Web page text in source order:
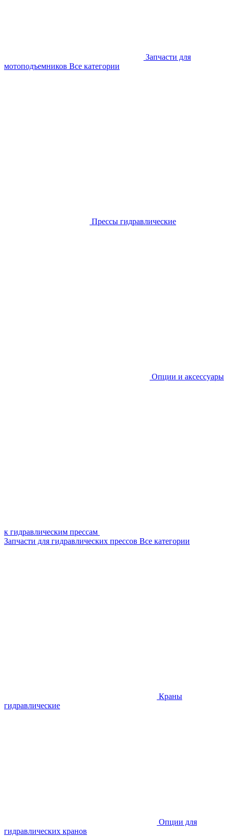
Запчасти для
мотоподъемников Все категории
Прессы гидравлические
Опции и аксессуары
к гидравлическим прессам
Запчасти для гидравлических прессов Все категории
Краны
гидравлические
Опции для
гидравлических кранов